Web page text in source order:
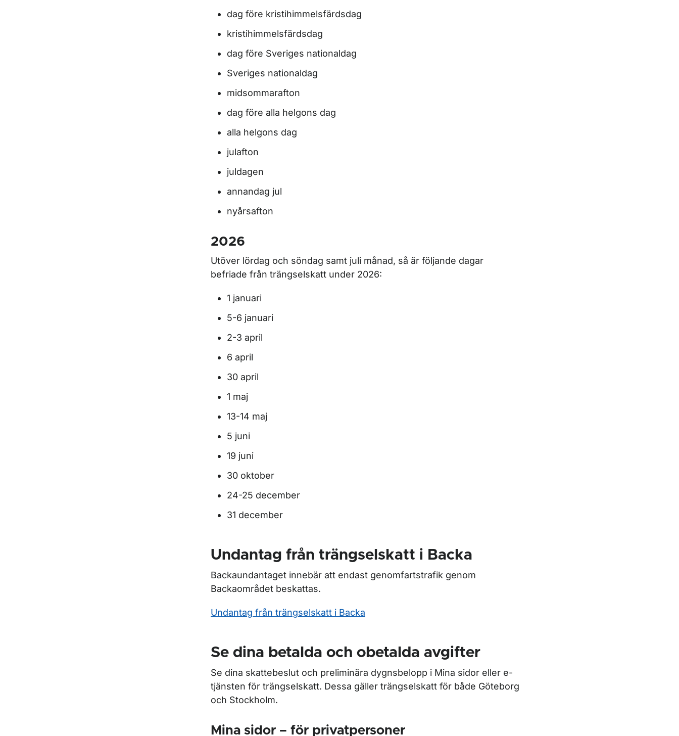
dag före kristihimmelsfärdsdag
kristihimmelsfärdsdag
dag före Sveriges nationaldag
Sveriges nationaldag
midsommarafton
dag före alla helgons dag
alla helgons dag
julafton
juldagen
annandag jul
nyårsafton
2026
Utöver lördag och söndag samt juli månad, så är följande dagar
befriade från trängselskatt under 2026:
1 januari
5-6 januari
2-3 april
6 april
30 april
1 maj
13-14 maj
5 juni
19 juni
30 oktober
24-25 december
31 december
Undantag från trängselskatt i Backa
Backaundantaget innebär att endast genomfartstrafik genom
Backaområdet beskattas.
Undantag från trängselskatt i Backa
Se dina betalda och obetalda avgifter
Se dina skattebeslut och preliminära dygnsbelopp i Mina sidor eller e-
tjänsten för trängselskatt. Dessa gäller trängselskatt för både Göteborg
och Stockholm.
Mina sidor – för privatpersoner